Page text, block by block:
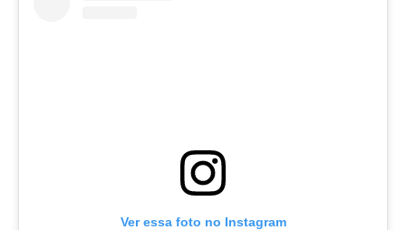
Ver essa foto no Instagram